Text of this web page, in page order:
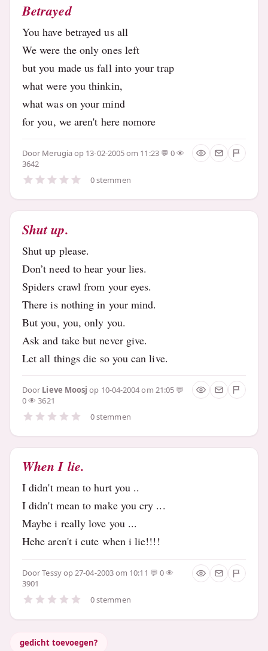
Betrayed
You have betrayed us all
We were the only ones left
but you made us fall into your trap
what were you thinkin,
what was on your mind
for you, we aren't here nomore
Door Merugiaop 13-02-2005 om 11:23
0
3642
0 stemmen
Shut up.
Shut up please.
Don’t need to hear your lies.
Spiders crawl from your eyes.
There is nothing in your mind.
But you, you, only you.
Ask and take but never give.
Let all things die so you can live.
Door Lieve Moosj op 10-04-2004 om 21:05
0
3621
0 stemmen
When I lie.
I didn't mean to hurt you ..
I didn't mean to make you cry ...
Maybe i really love you ...
Hehe aren't i cute when i lie!!!!
DoorTessyop 27-04-2003 om 10:11
0
3901
0 stemmen
gedicht toevoegen?